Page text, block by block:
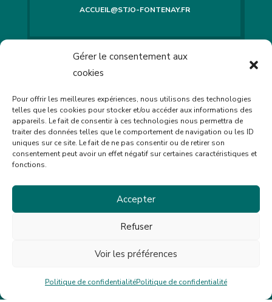
Gérer le consentement aux
cookies
Pour offrir les meilleures expériences, nous utilisons des technologies
telles que les cookies pour stocker et/ou accéder aux informations des
appareils. Le fait de consentir à ces technologies nous permettra de
traiter des données telles que le comportement de navigation ou les ID
uniques sur ce site. Le fait de ne pas consentir ou de retirer son
consentement peut avoir un effet négatif sur certaines caractéristiques et
fonctions.
Accepter
Refuser
Voir les préférences
Politique de confidentialitéPolitique de confidentialité
ACCUEIL@STJO-FONTENAY.FR
LES OUTILS